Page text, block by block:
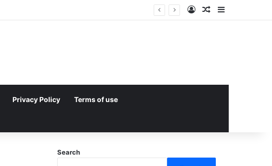
Log InRandom Article
Sidebar
Privacy Policy Terms of use
Search